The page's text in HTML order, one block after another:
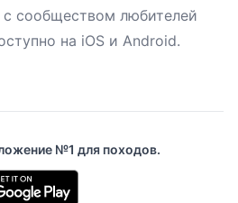
сообществом любителей
на iOS и Android.
№1 для походов.